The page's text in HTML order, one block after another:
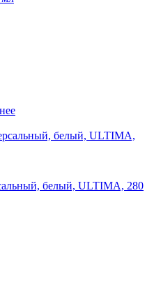
белый, ULTIMA, 280